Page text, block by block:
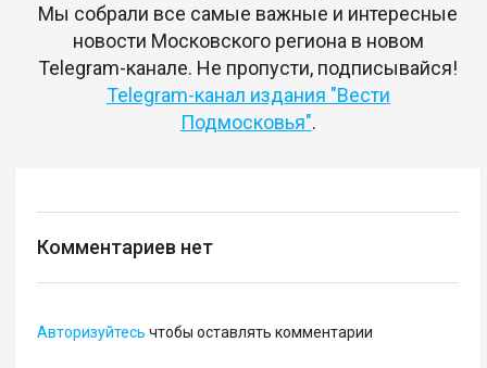
Мы собрали все самые важные и интересные
новости Московского региона в новом
Telegram-канале. Не пропусти, подписывайся!
Telegram-канал издания "Вести
Подмосковья".
Комментариев нет
Авторизуйтесь чтобы оставлять комментарии